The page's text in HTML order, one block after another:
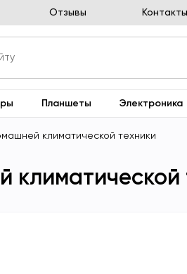
Отзывы Контакты
Планшеты Электроника
климатической техники